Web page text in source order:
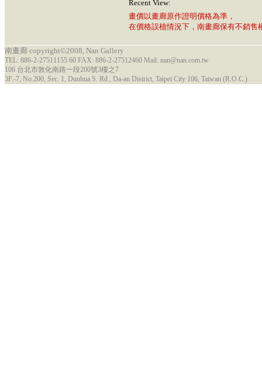
Recent View:
畫價以畫廊原作證明價格為準，
在價格誤植情況下，南畫廊保有不銷售
南畫廊 copyright©2008, Nan Gallery
TEL: 886-2-27511155 60 FAX: 886-2-27512460 Mail: nan@nan.com.tw
106 台北市敦化南路一段200號3樓之7
3F.-7, No.200, Sec. 1, Dunhua S. Rd., Da-an District, Taipei City 106, Taiwan (R.O.C.)